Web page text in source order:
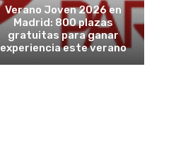
Verano Joven 2026 en
Madrid: 800 plazas
gratuitas para ganar
experiencia este verano